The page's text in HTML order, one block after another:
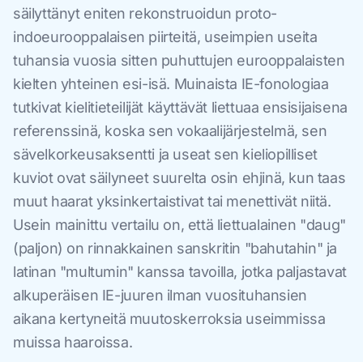
säilyttänyt eniten rekonstruoidun proto-
indoeurooppalaisen piirteitä, useimpien useita
tuhansia vuosia sitten puhuttujen eurooppalaisten
kielten yhteinen esi-isä. Muinaista IE-fonologiaa
tutkivat kielitieteilijät käyttävät liettuaa ensisijaisena
referenssinä, koska sen vokaalijärjestelmä, sen
sävelkorkeusaksentti ja useat sen kieliopilliset
kuviot ovat säilyneet suurelta osin ehjinä, kun taas
muut haarat yksinkertaistivat tai menettivät niitä.
Usein mainittu vertailu on, että liettualainen "daug"
(paljon) on rinnakkainen sanskritin "bahutahin" ja
latinan "multumin" kanssa tavoilla, jotka paljastavat
alkuperäisen IE-juuren ilman vuosituhansien
aikana kertyneitä muutoskerroksia useimmissa
muissa haaroissa.